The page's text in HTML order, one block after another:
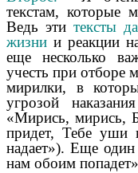
текстам, которые
Ведь эти тексты
жизни и реакции
еще несколько
учесть при отборе
мирилки, в
угрозой
«Мирись, мирись,
придет, Тебе уши
надает»). Еще
нам обоим